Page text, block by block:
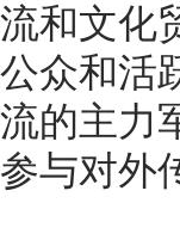
和文化
众和活
的主力
与对外